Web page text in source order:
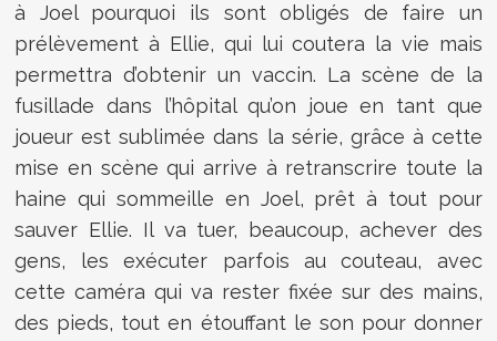
à Joel pourquoi ils sont obligés de faire un
prélèvement à Ellie, qui lui coutera la vie mais
permettra d’obtenir un vaccin. La scène de la
fusillade dans l’hôpital qu’on joue en tant que
joueur est sublimée dans la série, grâce à cette
mise en scène qui arrive à retranscrire toute la
haine qui sommeille en Joel, prêt à tout pour
sauver Ellie. Il va tuer, beaucoup, achever des
gens, les exécuter parfois au couteau, avec
cette caméra qui va rester fixée sur des mains,
des pieds, tout en étouffant le son pour donner